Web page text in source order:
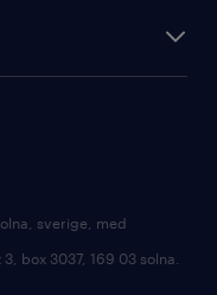
sverige, med
box 3037, 169 03 solna.